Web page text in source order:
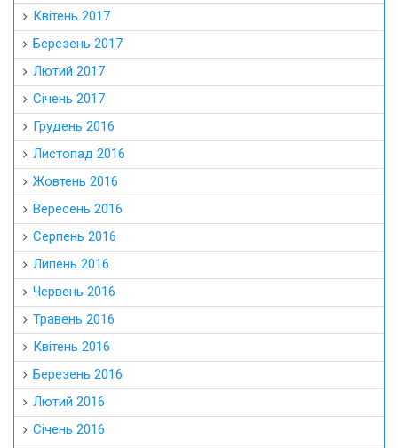
Квітень 2017
Березень 2017
Лютий 2017
Січень 2017
Грудень 2016
Листопад 2016
Жовтень 2016
Вересень 2016
Серпень 2016
Липень 2016
Червень 2016
Травень 2016
Квітень 2016
Березень 2016
Лютий 2016
Січень 2016